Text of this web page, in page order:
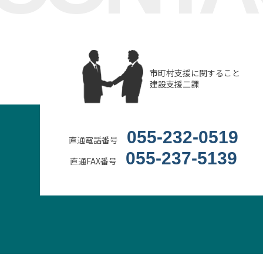
市町村支援に関すること
建設支援二課
直通電話番号 055-232-0519
直通FAX番号 055-237-5139